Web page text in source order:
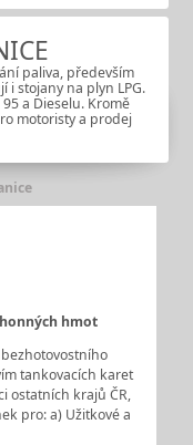
paliva, především
i stojany na plyn LPG.
a Dieselu. Kromě
motoristy a prodej
hmot
tankovacích karet
ostatních krajů ČR,
pro: a) Užitkové a